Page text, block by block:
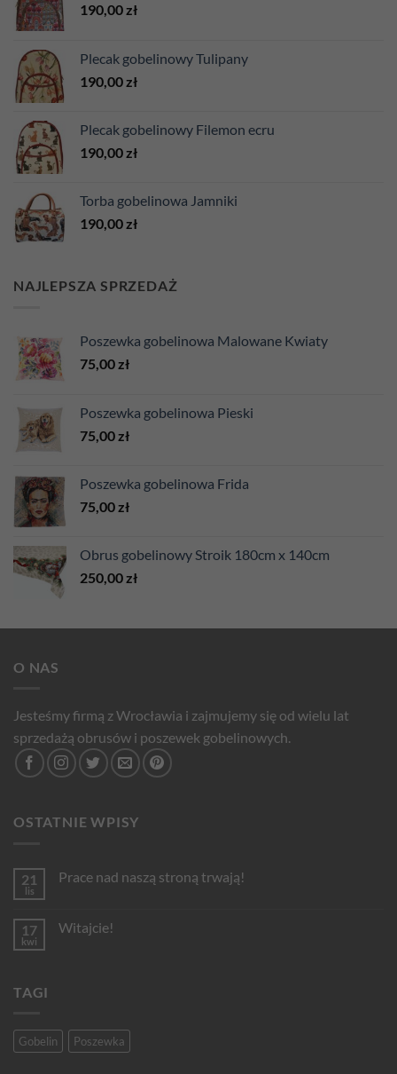
190,00 zł
Plecak gobelinowy Tulipany
190,00 zł
Plecak gobelinowy Filemon ecru
190,00 zł
Torba gobelinowa Jamniki
190,00 zł
NAJLEPSZA SPRZEDAŻ
Poszewka gobelinowa Malowane Kwiaty
75,00 zł
Poszewka gobelinowa Pieski
75,00 zł
Poszewka gobelinowa Frida
75,00 zł
Obrus gobelinowy Stroik 180cm x 140cm
250,00 zł
O NAS
Jesteśmy firmą z Wrocławia i zajmujemy się od wielu lat
sprzedażą obrusów i poszewek gobelinowych.
OSTATNIE WPISY
21
lis
Prace nad naszą stroną trwają!
Prace
17
kwi
Witajcie!
TAGI
Gobelin Poszewka